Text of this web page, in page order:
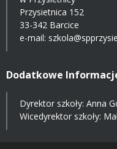
Przysietnica 152
33-342 Barcice
e-mail:
Dodatkowe
Dyrektor szkoły: Anna
Wicedyrektor szkoły: